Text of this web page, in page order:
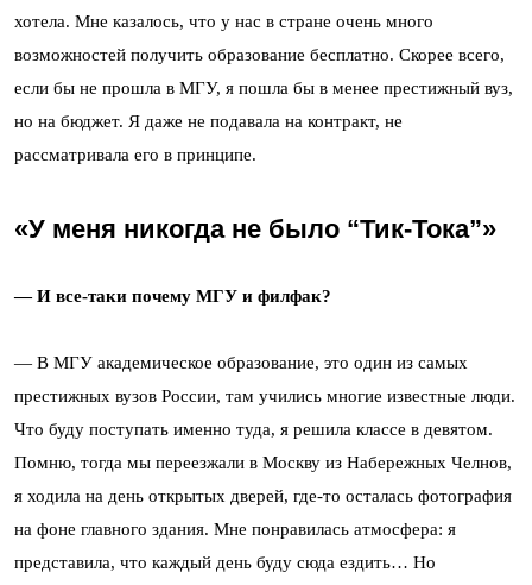
хотела. Мне казалось, что у нас в стране очень много
возможностей получить образование бесплатно. Скорее всего,
если бы не прошла в МГУ, я пошла бы в менее престижный вуз,
но на бюджет. Я даже не подавала на контракт, не
рассматривала его в принципе.
«У меня никогда не было “Тик-Тока”»
— И все-таки почему МГУ и филфак?
— В МГУ академическое образование, это один из самых
престижных вузов России, там учились многие известные люди.
Что буду поступать именно туда, я решила классе в девятом.
Помню, тогда мы переезжали в Москву из Набережных Челнов,
я ходила на день открытых дверей, где-то осталась фотография
на фоне главного здания. Мне понравилась атмосфера: я
представила, что каждый день буду сюда ездить… Но